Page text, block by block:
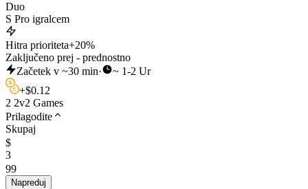
Duo
S Pro igralcem
Hitra prioriteta+20%
Zaključeno prej - prednostno
Začetek v ~30 min·
~ 1-2 Ur
+$0.12
2 2v2 Games
Prilagodite
Skupaj
$
3
99
Napreduj